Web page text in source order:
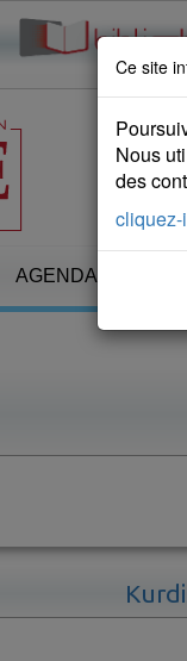
AGENDA
Ce site
Nous
des